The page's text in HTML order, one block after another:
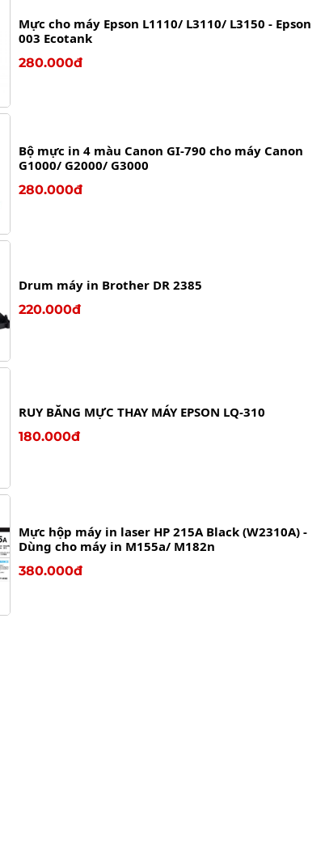
Mực cho máy Epson L1110/ L3110/ L3150 - Epson
003 Ecotank
280.000đ
Bộ mực in 4 màu Canon GI-790 cho máy Canon
G1000/ G2000/ G3000
280.000đ
Drum máy in Brother DR 2385
220.000đ
RUY BĂNG MỰC THAY MÁY EPSON LQ-310
180.000đ
Mực hộp máy in laser HP 215A Black (W2310A) -
Dùng cho máy in M155a/ M182n
380.000đ